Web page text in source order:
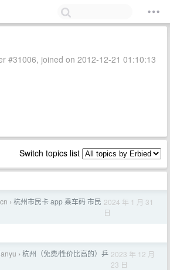
#31006, joined on 2012-12-21 01:10:13
Switch topics list
› 杭州市民卡 app 乘车码 市民 2024 年 1 月 31
日
› 杭州（免费/性价比高的）乒 2023 年 12 月
23 日